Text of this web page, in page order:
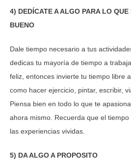
4) DEDÍCATE A ALGO PARA LO
BUENO
Dale tiempo necesario a tus
dedicas tu mayoría de tiempo a
feliz, entonces invierte tu tiempo libre
como hacer ejercicio, pintar, escribir,
Piensa bien en todo lo que te
ahora mismo. Recuerda que el
las experiencias vividas.
5) DA ALGO A PROPOSITO